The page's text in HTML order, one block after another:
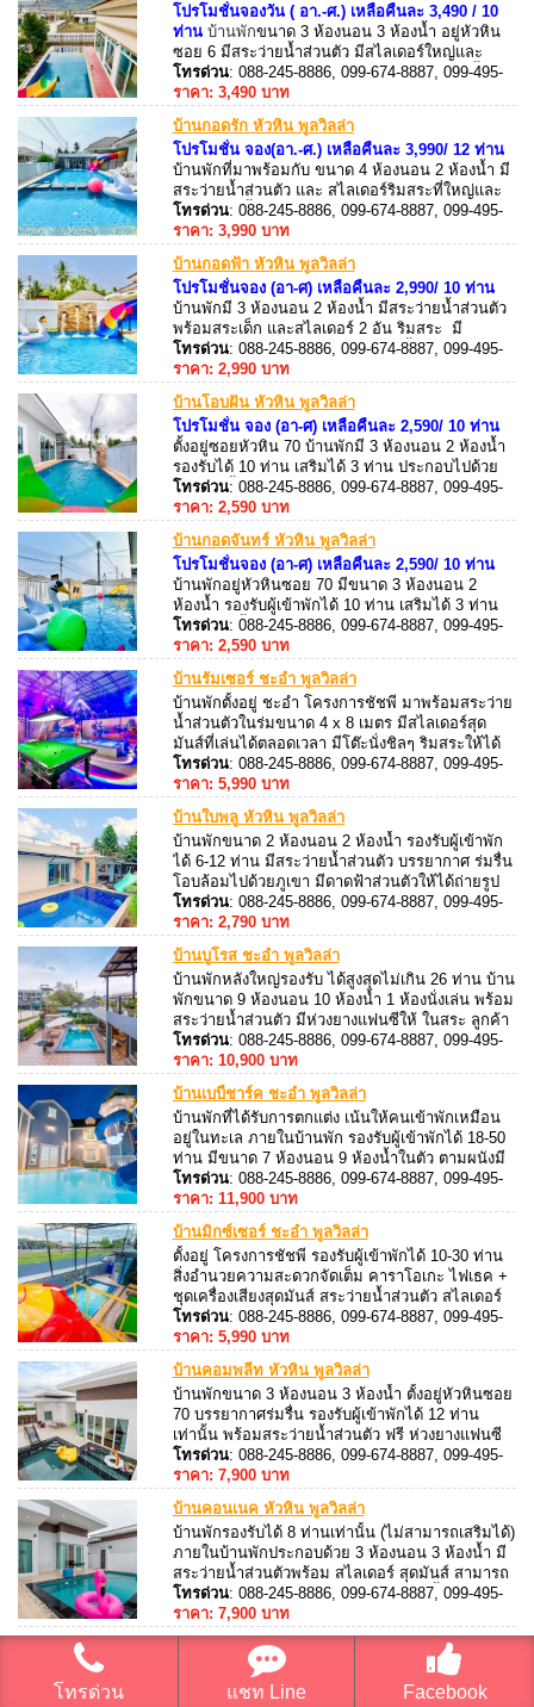
โปรโมชั่นจองวัน ( อา.-ศ.) เหลือคืนละ 3,490 / 10
ท่าน บ้านพักขนาด 3 ห้องนอน 3 ห้องน้ำ อยู่หัวหิน
ซอย 6 มีสระว่ายน้ำส่วนตัว มีสไลเดอร์ใหญ่และ
มันส์มาก!! ติดเครื่องปรับอากาศ ทำอาหารได้ ปิ้งย่าง
ได้ พิเศษมีดาดฟ้าเห็นวิวภูเขา บริการฟรี!! ลูกบอลใน
โทรด่วน: 088-245-8886, 099-674-8887, 099-495-
8887, 088-245-8887
ราคา: 3,490 บาท
บ้านกอดรัก หัวหิน พูลวิลล่า
โปรโมชั่น จอง(อา.-ศ.) เหลือคืนละ 3,990/ 12 ท่าน
บ้านพักที่มาพร้อมกับ ขนาด 4 ห้องนอน 2 ห้องน้ำ มี
สระว่ายน้ำส่วนตัว และ สไลเดอร์ริมสระที่ใหญ่และ
ยาวมาก!! ตั้งอยู่ หัวหินซอย 70 สามารถขับรถไป
ทะเล หรือ ตลาดโต้รุ่งได้ 3-4 กิโล มี ร้านสะดวกซื้อ
โทรด่วน: 088-245-8886, 099-674-8887, 099-495-
8887, 088-245-8887
ราคา: 3,990 บาท
บ้านกอดฟ้า หัวหิน พูลวิลล่า
โปรโมชั่นจอง (อา-ศ) เหลือคืนละ 2,990/ 10 ท่าน
บ้านพักมี 3 ห้องนอน 2 ห้องน้ำ มีสระว่ายน้ำส่วนตัว
พร้อมสระเด็ก และสไลเดอร์ 2 อัน ริมสระ มี
คาราโอเกะ ไฟเธค ใกล้ร้านสะดวกซื้อเช่น 7-
Eleven เพียง 100 เมตร ขับรถไป ทะเล 10-15 นาที
โทรด่วน: 088-245-8886, 099-674-8887, 099-495-
8887, 088-245-8887
ราคา: 2,990 บาท
บ้านโอบฝัน หัวหิน พูลวิลล่า
โปรโมชั่น จอง (อา-ศ) เหลือคืนละ 2,590/ 10 ท่าน
ตั้งอยู่ซอยหัวหิน 70 บ้านพักมี 3 ห้องนอน 2 ห้องน้ำ
รองรับได้ 10 ท่าน เสริมได้ 3 ท่าน ประกอบไปด้วย
สระว่ายน้ำส่วนตัว ขนาด 3 x 8 เมตร พร้อมสไลเดอร์
ริมสระ มีคาราโอเกะ (Andriod Box) ไฟเธค โต๊ะ
โทรด่วน: 088-245-8886, 099-674-8887, 099-495-
8887, 088-245-8887
ราคา: 2,590 บาท
บ้านกอดจันทร์ หัวหิน พูลวิลล่า
โปรโมชั่นจอง (อา-ศ) เหลือคืนละ 2,590/ 10 ท่าน
บ้านพักอยู่หัวหินซอย 70 มีขนาด 3 ห้องนอน 2
ห้องน้ำ รองรับผู้เข้าพักได้ 10 ท่าน เสริมได้ 3 ท่าน
มีสระว่ายน้ำส่วนตัวขนาด 3×8 เมตรมี สไลเดอร์ อยู่
ใกล้เซเว่น และ Family Mart เพียง 100 เมตร
โทรด่วน: 088-245-8886, 099-674-8887, 099-495-
8887, 088-245-8887
ราคา: 2,590 บาท
บ้านรัมเซอร์ ชะอำ พูลวิลล่า
บ้านพักตั้งอยู่ ชะอำ โครงการชัชพี มาพร้อมสระว่าย
น้ำส่วนตัวในร่มขนาด 4 x 8 เมตร มีสไลเดอร์สุด
มันส์ที่เล่นได้ตลอดเวลา มีโต๊ะนั่งชิลๆ ริมสระให้ได้
สังสรรค์กัน ภายในบ้านพักมีขนาด 6 ห้องนอน 4
ห้องน้ำ มีการตกแต่ง ห้องนอน อย่างมีสีสัน รองรับผู้
โทรด่วน: 088-245-8886, 099-674-8887, 099-495-
8887, 088-245-8887
ราคา: 5,990 บาท
บ้านใบพลู หัวหิน พูลวิลล่า
บ้านพักขนาด 2 ห้องนอน 2 ห้องน้ำ รองรับผู้เข้าพัก
ได้ 6-12 ท่าน มีสระว่ายน้ำส่วนตัว บรรยากาศ ร่มรื่น
โอบล้อมไปด้วยภูเขา มีดาดฟ้าส่วนตัวให้ได้ถ่ายรูป
ใกล้ชิดธรรมชาติ บ้านพัก สามารถประกอบอาหารได้
มี อุปกรณ์ครัว เตาปิ้งย่างบริการ มีโต๊ะพูล บริเวณ
โทรด่วน: 088-245-8886, 099-674-8887, 099-495-
8887, 088-245-8887
ราคา: 2,790 บาท
บ้านบูโรส ชะอำ พูลวิลล่า
บ้านพักหลังใหญ่รองรับ ได้สูงสุดไม่เกิน 26 ท่าน บ้าน
พักขนาด 9 ห้องนอน 10 ห้องน้ำ 1 ห้องนั่งเล่น พร้อม
สระว่ายน้ำส่วนตัว มีห่วงยางแฟนซีให้ ในสระ ลูกค้า
สามารถสนุกสนานไปกับเสียงเพลงด้วย คาราโอเกะ
+ ไฟเธค และมีเครื่องเสียงครบชุด
โทรด่วน: 088-245-8886, 099-674-8887, 099-495-
8887, 088-245-8887
ราคา: 10,900 บาท
บ้านเบบี้ชาร์ค ชะอำ พูลวิลล่า
บ้านพักที่ได้รับการตกแต่ง เน้นให้คนเข้าพักเหมือน
อยู่ในทะเล ภายในบ้านพัก รองรับผู้เข้าพักได้ 18-50
ท่าน มีขนาด 7 ห้องนอน 9 ห้องน้ำในตัว ตามผนังมี
การประดับประดาด้วยรูปวาดต่างๆ รวมถึงปลาฉลาม
ยักษ์ที่ตั้งอยู่กลาง ห้องนั่งเล่น ที่มีสิ่งบันเทิงครบ
โทรด่วน: 088-245-8886, 099-674-8887, 099-495-
8887, 088-245-8887
ราคา: 11,900 บาท
บ้านมิกซ์เซอร์ ชะอำ พูลวิลล่า
ตั้งอยู่ โครงการชัชพี รองรับผู้เข้าพักได้ 10-30 ท่าน
สิ่งอำนวยความสะดวกจัดเต็ม คาราโอเกะ ไฟเธค +
ชุดเครื่องเสียงสุดมันส์ สระว่ายน้ำส่วนตัว สไลเดอร์
ยาว 10 เมตร โต๊ะสนุ๊กขนาดมาตรฐาน 8 ขา อุปกรณ์
ครัวครบครัน เตาปิ้งย่างสำหรับ ย่างอาหารทะเล
โทรด่วน: 088-245-8886, 099-674-8887, 099-495-
8887, 088-245-8887
ราคา: 5,990 บาท
บ้านคอมพลีท หัวหิน พูลวิลล่า
บ้านพักขนาด 3 ห้องนอน 3 ห้องน้ำ ตั้งอยู่หัวหินซอย
70 บรรยากาศร่มรื่น รองรับผู้เข้าพักได้ 12 ท่าน
เท่านั้น พร้อมสระว่ายน้ำส่วนตัว ฟรี ห่วงยางแฟนซี
ให้ในสระ ภายในบ้านพักสามารถ ประกอบอาหารได้
อุปกรณ์ครัวครบ มีเตาปิ้งย่างสำหรับย่างอาหารทะเล
โทรด่วน: 088-245-8886, 099-674-8887, 099-495-
8887, 088-245-8887
ราคา: 7,900 บาท
บ้านคอนเนค หัวหิน พูลวิลล่า
บ้านพักรองรับได้ 8 ท่านเท่านั้น (ไม่สามารถเสริมได้)
ภายในบ้านพักประกอบด้วย 3 ห้องนอน 3 ห้องน้ำ มี
สระว่ายน้ำส่วนตัวพร้อม สไลเดอร์ สุดมันส์ สามารถ
ประกอบอาหารได้ อุปกรณ์ครัวครบ เตาปิ้งย่าง พร้อม
บริการ บ้านพักตั้งอยู่หัวหินซอย 70
โทรด่วน: 088-245-8886, 099-674-8887, 099-495-
8887, 088-245-8887
ราคา: 7,900 บาท
บ้านคอนเซาท์ หัวหิน พูลวิลล่า
บ้านพักรองรับได้ 12 ท่าน เท่านั้น สามารถ สุนัขเข้า
พักได้ (มีค่าบริการ) สระว่ายน้ำส่วนตัวพร้อมสไลเด
โทรด่วน แชท Line Facebook